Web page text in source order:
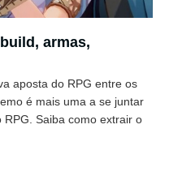
armas,
aposta do RPG entre os
é mais uma a se juntar
Saiba como extrair o